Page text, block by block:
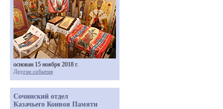
основан 15 ноября 2018 г.
Другие события
Сочинский отдел
Казачьего Конвоя Памяти